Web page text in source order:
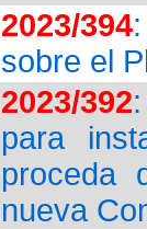
2023/394
sobre el
2023/392
para
proceda
nueva